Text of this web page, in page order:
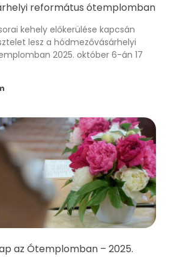
református ótemplomban
kehely előkerülése kapcsán
lesz a hódmezővásárhelyi
2025. október 6-án 17
az Ótemplomban – 2025.